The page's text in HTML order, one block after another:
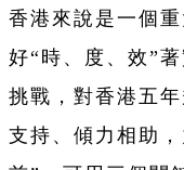
香港來說是一個
好“時、度、效”
挑戰，對香港五
支持、傾力相助